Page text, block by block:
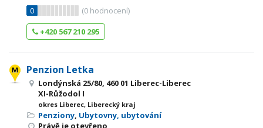
0
(0 hodnocení)
+420 567 210 295
Penzion Letka
Londýnská 25/80, 460 01 Liberec-Liberec
XI-Růžodol I
okres Liberec, Liberecký kraj
Penziony, Ubytovny, ubytování
Právě je otevřeno